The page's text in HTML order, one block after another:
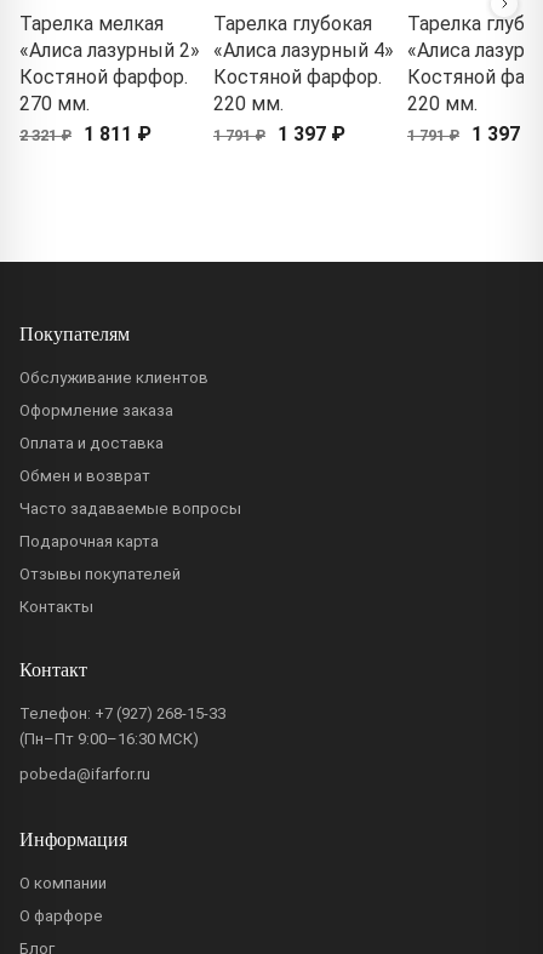
Тарелка мелкая
«Алиса лазурный 2»
Костяной фарфор.
270 мм.
2 321 ₽ 1 811 ₽
Тарелка глубокая
«Алиса лазурный 4»
Костяной фарфор.
220 мм.
1 791 ₽ 1 397 ₽
Тарелка
«Алиса
Костяной
220 мм.
1 791 ₽ 1 397 ₽
Покупателям
Обслуживание клиентов
Оформление заказа
Оплата и доставка
Обмен и возврат
Часто задаваемые вопросы
Подарочная карта
Отзывы покупателей
Контакты
Контакт
Телефон: +7 (927) 268-15-33
(Пн–Пт 9:00–16:30 МСК)
pobeda@ifarfor.ru
Информация
О компании
О фарфоре
Блог